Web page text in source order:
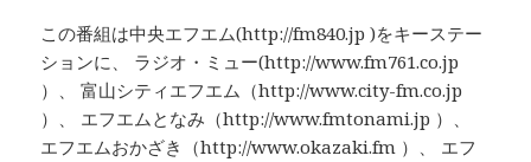
この番組は中央エフエム(http://fm840.jp )をキーステー
ションに、 ラジオ・ミュー(http://www.fm761.co.jp
）、 富山シティエフエム（http://www.city-fm.co.jp
）、 エフエムとなみ（http://www.fmtonami.jp ）、
エフエムおかざき（http://www.okazaki.fm ）、 エフ